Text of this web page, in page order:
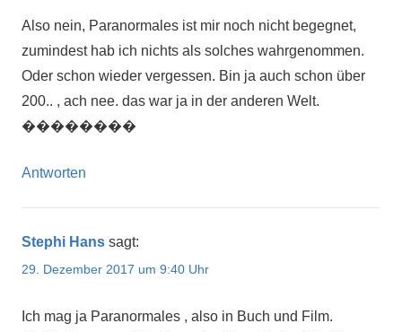
Also nein, Paranormales ist mir noch nicht begegnet,
zumindest hab ich nichts als solches wahrgenommen.
Oder schon wieder vergessen. Bin ja auch schon über
200.. , ach nee. das war ja in der anderen Welt.
��������
Antworten
Stephi Hans sagt:
29. Dezember 2017 um 9:40 Uhr
Ich mag ja Paranormales , also in Buch und Film.